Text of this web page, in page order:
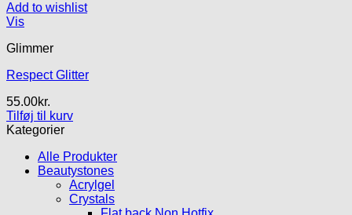
Add to wishlist
Vis
Glimmer
Respect Glitter
55.00kr.
Tilføj til kurv
Kategorier
Alle Produkter
Beautystones
Acrylgel
Crystals